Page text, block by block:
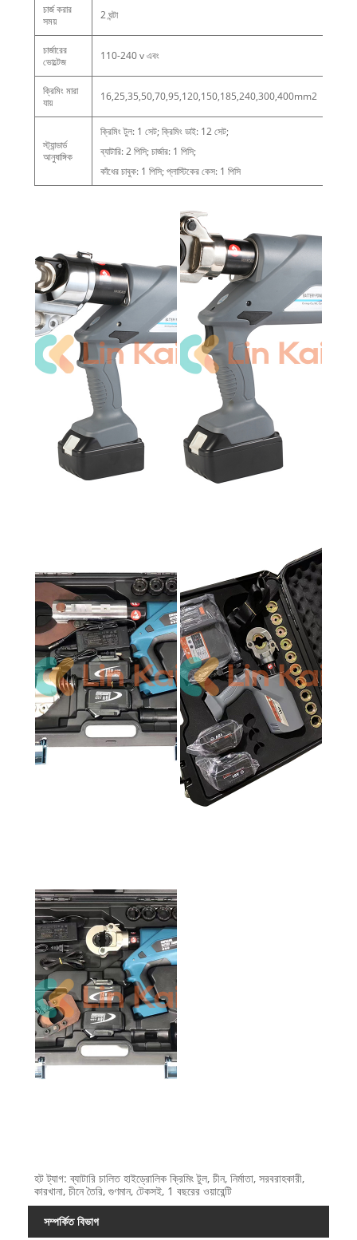
চার্জ করার
সময়
2 ঘন্টা
চার্জারের
ভোল্টেজ
110-240 v এবং
ক্রিমিং মারা
যায়
16,25,35,50,70,95,120,150,185,240,300,400mm2
স্ট্যান্ডার্ড
আনুষাঙ্গিক
ক্রিমিং টুল: 1 সেট; ক্রিমিং ডাই: 12 সেট;
ব্যাটারি: 2 পিসি; চার্জার: 1 পিসি;
কাঁধের চাবুক: 1 পিসি; প্লাস্টিকের কেস: 1 পিসি
হট ট্যাগ: ব্যাটারি চালিত হাইড্রোলিক ক্রিমিং টুল, চীন, নির্মাতা, সরবরাহকারী,
কারখানা, চীনে তৈরি, গুণমান, টেকসই, 1 বছরের ওয়ারেন্টি
সম্পর্কিত বিভাগ